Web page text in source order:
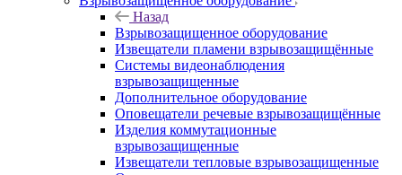
Назад
Взрывозащищенное оборудование
Извещатели пламени взрывозащищённые
Системы видеонаблюдения
взрывозащищенные
Дополнительное оборудование
Оповещатели речевые взрывозащищённые
Изделия коммутационные
взрывозащищенные
Извещатели тепловые взрывозащищенные